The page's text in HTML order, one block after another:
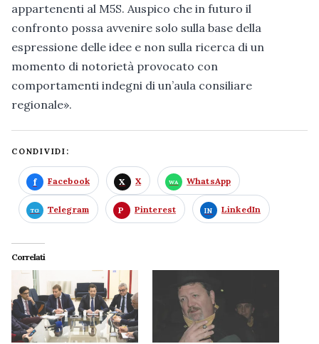
appartenenti al M5S. Auspico che in futuro il
confronto possa avvenire solo sulla base della
espressione delle idee e non sulla ricerca di un
momento di notorietà provocato con
comportamenti indegni di un’aula consiliare
regionale».
CONDIVIDI:
Facebook X WhatsApp
Telegram Pinterest LinkedIn
Correlati